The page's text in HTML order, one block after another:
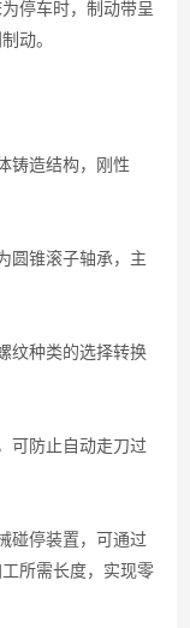
停车时，制动带呈
动。
造结构，刚性
锥滚子轴承，主
种类的选择转换
防止自动走刀过
停装置，可通过
所需长度，实现零